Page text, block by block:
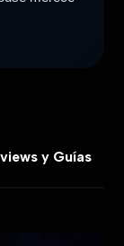
y Guías